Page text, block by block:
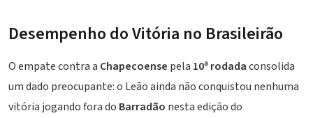
Desempenho do Vitória no Brasileirão
O empate contra a Chapecoense pela 10ª rodadaconsolida
um dado preocupante: o Leão ainda não conquistou nenhuma
vitória jogando fora do Barradão nesta edição do